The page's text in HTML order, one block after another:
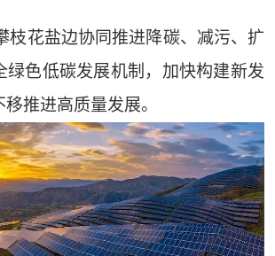
枝花盐边协同推进降碳、减污、扩
绿色低碳发展机制，加快构建新发
推进高质量发展。